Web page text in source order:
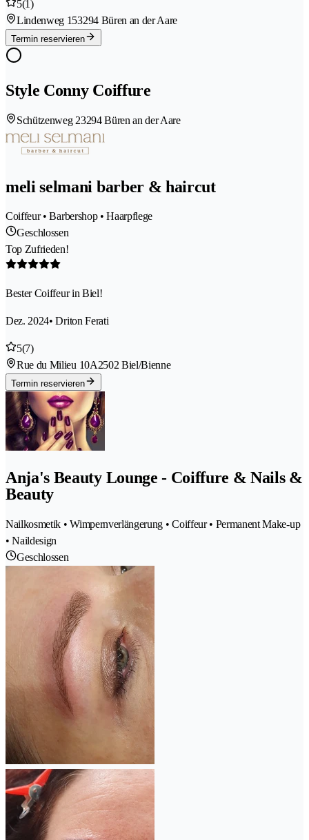
5(1)
Lindenweg 153294 Büren an der Aare
Termin reservieren
Style Conny Coiffure
Schützenweg 23294 Büren an der Aare
meli selmani barber & haircut
Coiffeur • Barbershop • Haarpflege
Geschlossen
Top Zufrieden!
Bester Coiffeur in Biel!
Dez. 2024• Driton Ferati
5(7)
Rue du Milieu 10A2502 Biel/Bienne
Termin reservieren
Anja's Beauty Lounge - Coiffure & Nails &
Beauty
Nailkosmetik • Wimpernverlängerung • Coiffeur • Permanent Make-up
• Naildesign
Geschlossen